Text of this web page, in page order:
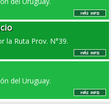
la Ruta Prov. N°39.
del Uruguay.